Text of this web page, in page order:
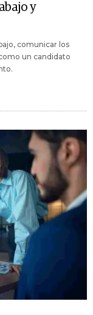
y
comunicar los
un candidato